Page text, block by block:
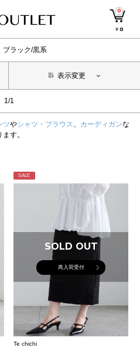
0
￥0
ブラック/黒系
表示変更
1/1
ツやシャツ・ブラウス、 カーディガンな
す。
SALE
SOLD OUT
再入荷受付
Te chichi